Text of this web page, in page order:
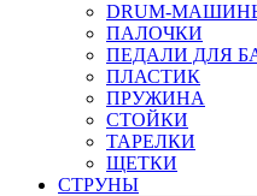
DRUM-
ПАЛОЧКИ
ПЕДАЛИ ДЛЯ
ПЛАСТИК
ПРУЖИНА
СТОЙКИ
ТАРЕЛКИ
ЩЕТКИ
СТРУНЫ